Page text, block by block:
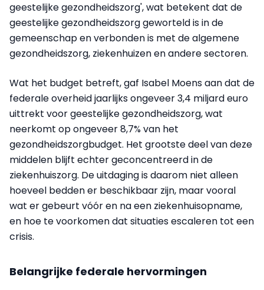
geestelijke gezondheidszorg', wat betekent dat de
geestelijke gezondheidszorg geworteld is in de
gemeenschap en verbonden is met de algemene
gezondheidszorg, ziekenhuizen en andere sectoren.
Wat het budget betreft, gaf Isabel Moens aan dat de
federale overheid jaarlijks ongeveer 3,4 miljard euro
uittrekt voor geestelijke gezondheidszorg, wat
neerkomt op ongeveer 8,7% van het
gezondheidszorgbudget. Het grootste deel van deze
middelen blijft echter geconcentreerd in de
ziekenhuiszorg. De uitdaging is daarom niet alleen
hoeveel bedden er beschikbaar zijn, maar vooral
wat er gebeurt vóór en na een ziekenhuisopname,
en hoe te voorkomen dat situaties escaleren tot een
crisis.
Belangrijke federale hervormingen